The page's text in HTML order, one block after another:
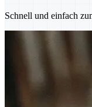
Schnell und einfach